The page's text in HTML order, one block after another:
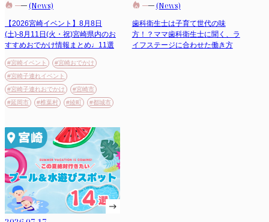
(News)
【2026宮崎イベント】8月8日
(土)-8月11日(火・祝)宮崎県内のお
すすめおでかけ情報まとめ♩11選
#宮崎イベント
#宮崎おでかけ
#宮崎子連れイベント
#宮崎子連れおでかけ
#宮崎市
#延岡市
#椎葉村 #綾町 #都城市
(News)
歯科衛生士は子育て世代の味
方！？ママ歯科衛生士に聞く、ラ
イフステージに合わせた働き方